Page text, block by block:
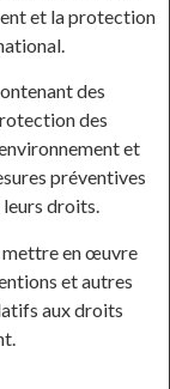
et la protection
des
des
et
préventives
leurs droits.
mettre en œuvre
et autres
aux droits